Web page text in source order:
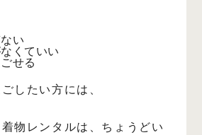
い
くていい
せる
したい方には、
物レンタルは、ちょうどい